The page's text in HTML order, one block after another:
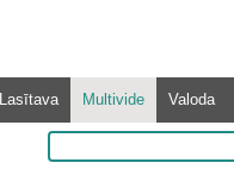
Lasītava Multivide Valoda